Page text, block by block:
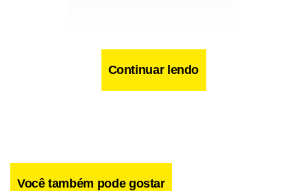
Continuar lendo
Você também pode gostar